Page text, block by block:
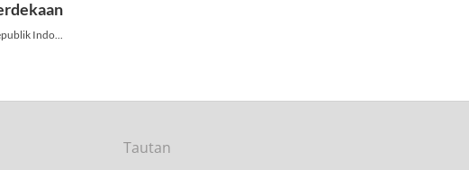
Tautan